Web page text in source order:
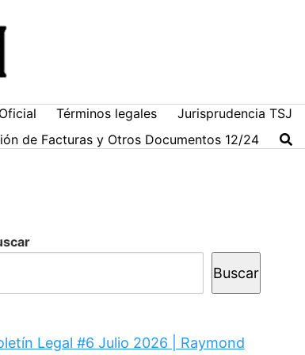
Términos legales
Jurisprudencia TSJ
de Facturas y Otros Documentos 12/24
Buscar
Legal #6 Julio 2026 | Raymond